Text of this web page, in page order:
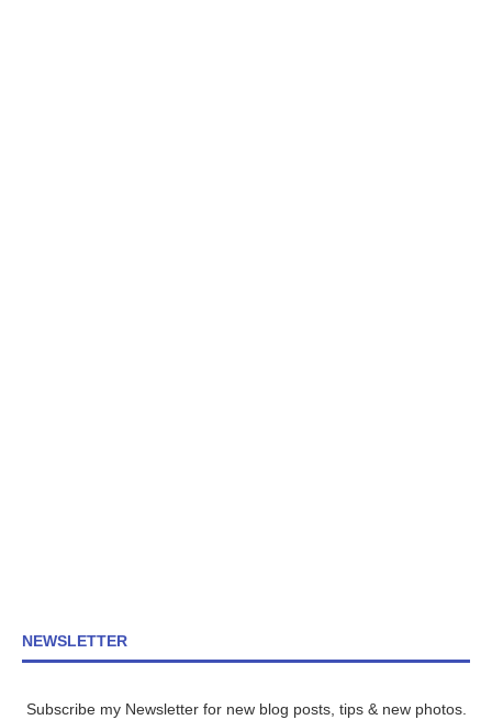
NEWSLETTER
Subscribe my Newsletter for new blog posts, tips & new photos.